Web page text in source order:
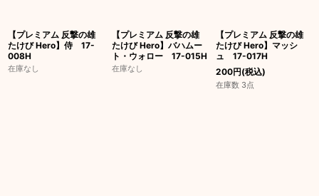
【プレミアム 反撃の雄
たけび Hero】侍 17-
008H
在庫なし
【プレミアム 反撃の雄
たけび Hero】バハムー
ト・ウォロー 17-015H
在庫なし
【プレミアム 反撃の雄
たけび Hero】マッシ
ュ 17-017H
200円(税込)
在庫数 3点